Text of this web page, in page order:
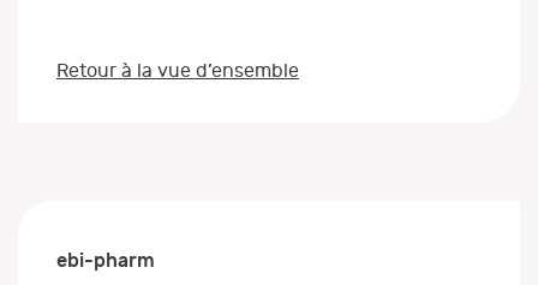
Retour à la vue d’ensemble
ebi-pharm